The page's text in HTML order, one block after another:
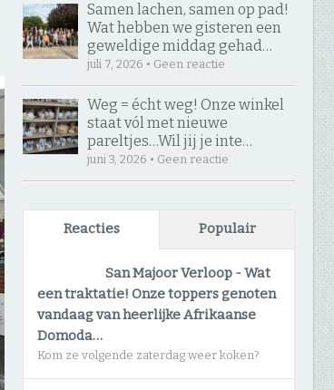
Samen lachen, samen op pad! ​
Wat hebben we gisteren een
geweldige middag gehad…
juli 7, 2026 • Geen reactie
Weg = écht weg! Onze winkel
staat vól met nieuwe
pareltjes… ​Wil jij je inte…
juni 3, 2026 • Geen reactie
Reacties Populair
San Majoor Verloop -Wat
een traktatie! Onze toppers genoten
vandaag van heerlijke Afrikaanse
Domoda…
Kom ze volgende zaterdag weer koken?